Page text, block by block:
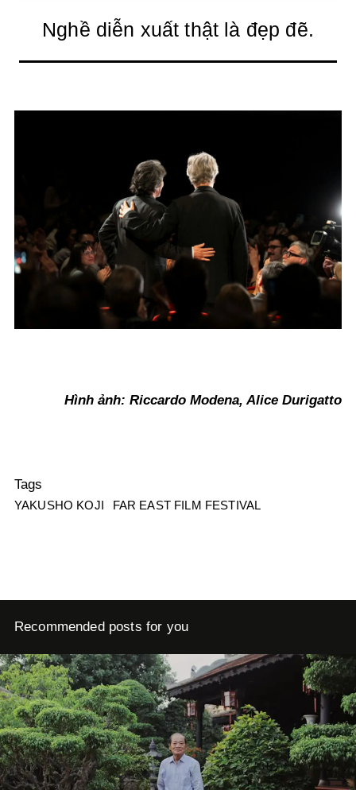
Nghề diễn xuất thật là đẹp đẽ.
Hình ảnh: Riccardo Modena, Alice Durigatto
Tags
YAKUSHO KOJI FAR EAST FILM FESTIVAL
Recommended posts for you